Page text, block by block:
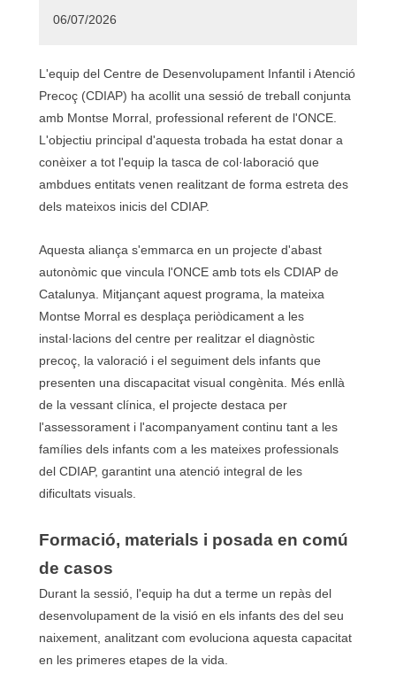
06/07/2026
L'equip del Centre de Desenvolupament Infantil i Atenció
Precoç (CDIAP) ha acollit una sessió de treball conjunta
amb Montse Morral, professional referent de l'ONCE.
L'objectiu principal d'aquesta trobada ha estat donar a
conèixer a tot l'equip la tasca de col·laboració que
ambdues entitats venen realitzant de forma estreta des
dels mateixos inicis del CDIAP.
Aquesta aliança s'emmarca en un projecte d'abast
autonòmic que vincula l'ONCE amb tots els CDIAP de
Catalunya. Mitjançant aquest programa, la mateixa
Montse Morral es desplaça periòdicament a les
instal·lacions del centre per realitzar el diagnòstic
precoç, la valoració i el seguiment dels infants que
presenten una discapacitat visual congènita. Més enllà
de la vessant clínica, el projecte destaca per
l'assessorament i l'acompanyament continu tant a les
famílies dels infants com a les mateixes professionals
del CDIAP, garantint una atenció integral de les
dificultats visuals.
Formació, materials i posada en comú
de casos
Durant la sessió, l'equip ha dut a terme un repàs del
desenvolupament de la visió en els infants des del seu
naixement, analitzant com evoluciona aquesta capacitat
en les primeres etapes de la vida.